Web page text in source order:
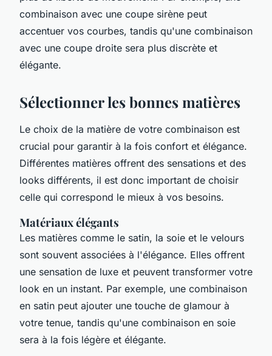
combinaison avec une coupe sirène peut
accentuer vos courbes, tandis qu'une combinaison
avec une coupe droite sera plus discrète et
élégante.
Sélectionner les bonnes matières
Le choix de la matière de votre combinaison est
crucial pour garantir à la fois confort et élégance.
Différentes matières offrent des sensations et des
looks différents, il est donc important de choisir
celle qui correspond le mieux à vos besoins.
Matériaux élégants
Les matières comme le satin, la soie et le velours
sont souvent associées à l'élégance. Elles offrent
une sensation de luxe et peuvent transformer votre
look en un instant. Par exemple, une combinaison
en satin peut ajouter une touche de glamour à
votre tenue, tandis qu'une combinaison en soie
sera à la fois légère et élégante.